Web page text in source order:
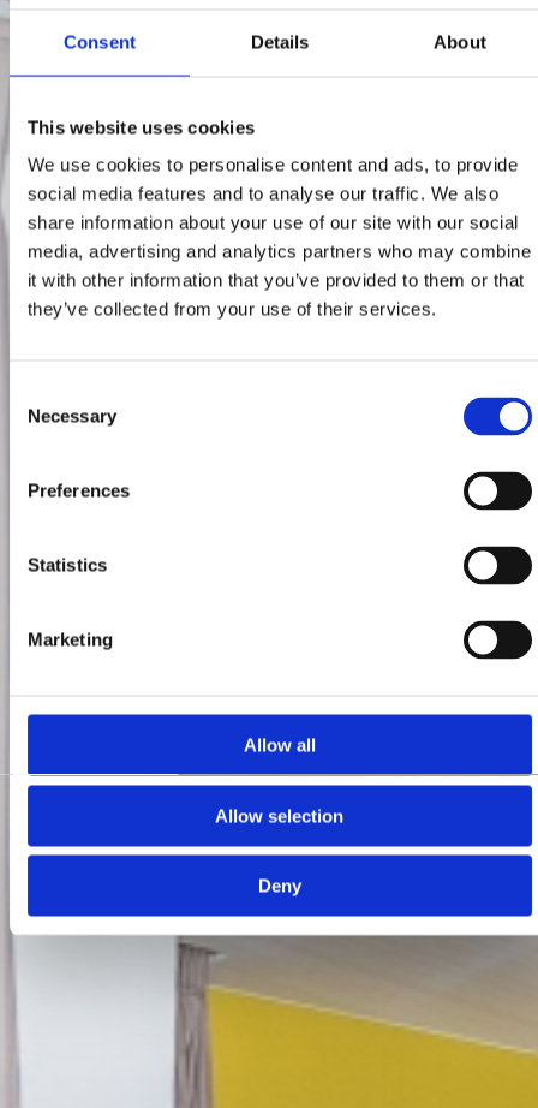
Consent Details About
This website uses cookies
We use cookies to personalise content and ads, to provide
social media features and to analyse our traffic. We also
share information about your use of our site with our social
media, advertising and analytics partners who may combine
it with other information that you’ve provided to them or that
they’ve collected from your use of their services.
Selection
Necessary
Preferences
Statistics
Marketing
Allow all
Allow selection
Deny